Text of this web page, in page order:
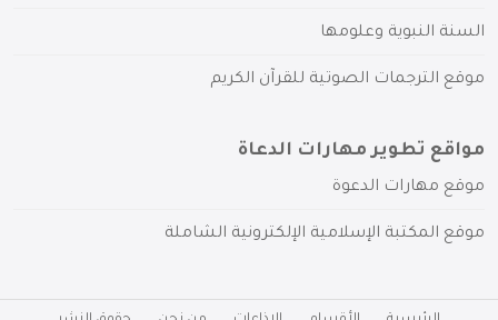
السنة النبوية وعلومها
موقع الترجمات الصوتية للقرآن الكريم
مواقع تطوير مهارات الدعاة
موقع مهارات الدعوة
موقع المكتبة الإسلامية الإلكترونية الشاملة